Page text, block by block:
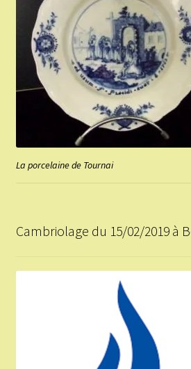
La porcelaine de Tournai
Cambriolage du 15/02/2019 à